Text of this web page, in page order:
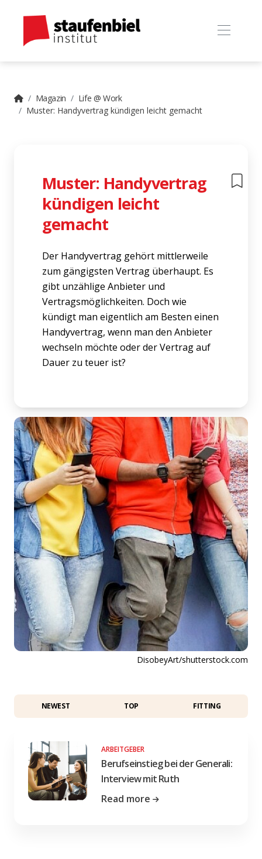
Magazin
Life @ Work
Muster: Handyvertrag kündigen leicht gemacht
Muster: Handyvertrag
kündigen leicht
gemacht
Der Handyvertrag gehört mittlerweile
zum gängigsten Vertrag überhaupt. Es
gibt unzählige Anbieter und
Vertragsmöglichkeiten. Doch wie
kündigt man eigentlich am Besten einen
Handyvertrag, wenn man den Anbieter
wechseln möchte oder der Vertrag auf
Dauer zu teuer ist?
DisobeyArt/shutterstock.com
NEWEST TOP FITTING
ARBEITGEBER
Berufseinstieg bei der Generali:
Interview mit Ruth
Read more